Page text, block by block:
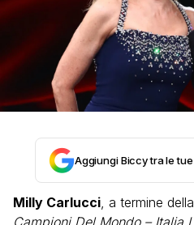
Aggiungi Biccy tra le
Milly Carlucci, a termine
Campioni Del Mondo – Italia